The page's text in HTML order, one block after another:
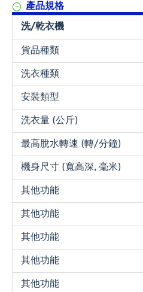
產品規格
洗/乾衣機
貨品種類
洗衣種類
安裝類型
洗衣量 (公斤)
最高脫水轉速 (轉/分鐘)
機身尺寸 (寬高深, 毫米)
其他功能
其他功能
其他功能
其他功能
其他功能